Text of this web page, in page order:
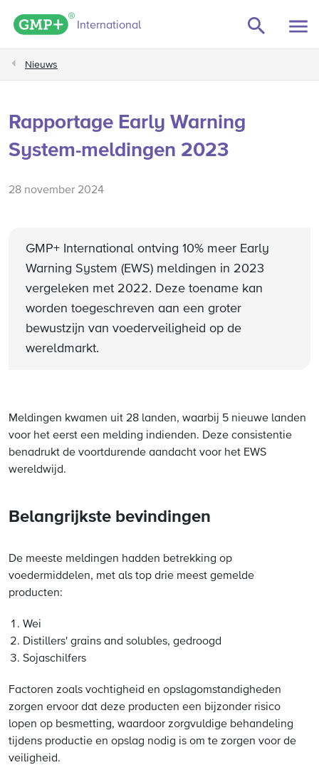
GMP+ logo
International
Nieuws
Rapportage Early Warning
System-meldingen 2023
28 november 2024
GMP+ International ontving 10% meer Early
Warning System (EWS) meldingen in 2023
vergeleken met 2022. Deze toename kan
worden toegeschreven aan een groter
bewustzijn van voederveiligheid op de
wereldmarkt.
Meldingen kwamen uit 28 landen, waarbij 5 nieuwe landen
voor het eerst een melding indienden. Deze consistentie
benadrukt de voortdurende aandacht voor het EWS
wereldwijd.
Belangrijkste bevindingen
De meeste meldingen hadden betrekking op
voedermiddelen, met als top drie meest gemelde
producten:
Wei
Distillers' grains and solubles, gedroogd
Sojaschilfers
Factoren zoals vochtigheid en opslagomstandigheden
zorgen ervoor dat deze producten een bijzonder risico
lopen op besmetting, waardoor zorgvuldige behandeling
tijdens productie en opslag nodig is om te zorgen voor de
veiligheid.